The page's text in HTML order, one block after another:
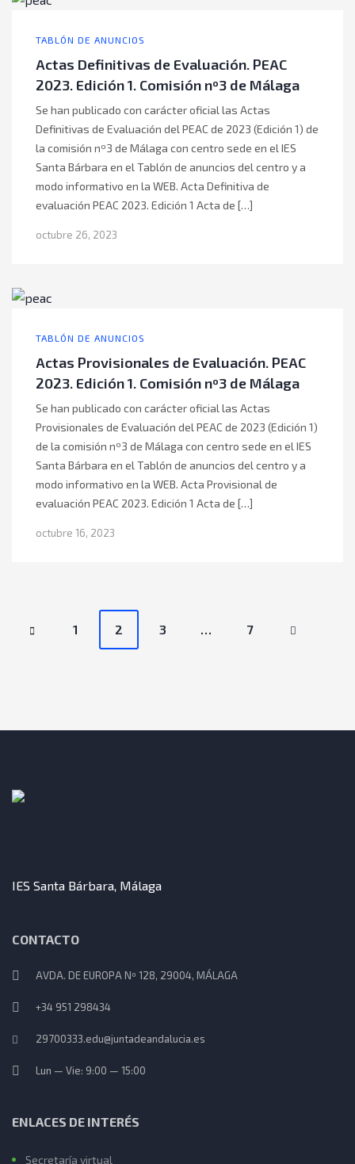
TABLÓN DE ANUNCIOS
Actas Definitivas de Evaluación. PEAC
2023. Edición 1. Comisión nº3 de Málaga
Se han publicado con carácter oficial las Actas
Definitivas de Evaluación del PEAC de 2023 (Edición 1) de
la comisión nº3 de Málaga con centro sede en el IES
Santa Bárbara en el Tablón de anuncios del centro y a
modo informativo en la WEB. Acta Definitiva de
evaluación PEAC 2023. Edición 1 Acta de […]
octubre 26, 2023
TABLÓN DE ANUNCIOS
Actas Provisionales de Evaluación. PEAC
2023. Edición 1. Comisión nº3 de Málaga
Se han publicado con carácter oficial las Actas
Provisionales de Evaluación del PEAC de 2023 (Edición 1)
de la comisión nº3 de Málaga con centro sede en el IES
Santa Bárbara en el Tablón de anuncios del centro y a
modo informativo en la WEB. Acta Provisional de
evaluación PEAC 2023. Edición 1 Acta de […]
octubre 16, 2023
P
t
n
v
g
a
t
i
n
1 2 3 … 7
IES Santa Bárbara, Málaga
CONTACTO
AVDA. DE EUROPA Nº 128, 29004, MÁLAGA
+34 951 298434
29700333.edu@juntadeandalucia.es
Lun — Vie: 9:00 — 15:00
ENLACES DE INTERÉS
Secretaría virtual